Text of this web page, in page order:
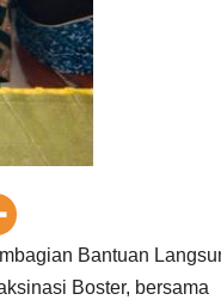
Bantuan
Boster, bersama